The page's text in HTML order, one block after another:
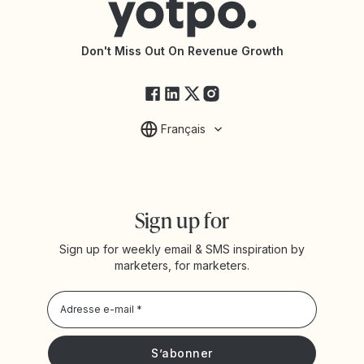
Documentation de l’API
Modifications de l’API
État des services YotpoDon't Miss Out On Revenue Growth
Français
Sign up for
Sign up for weekly email & SMS inspiration by
marketers, for marketers.